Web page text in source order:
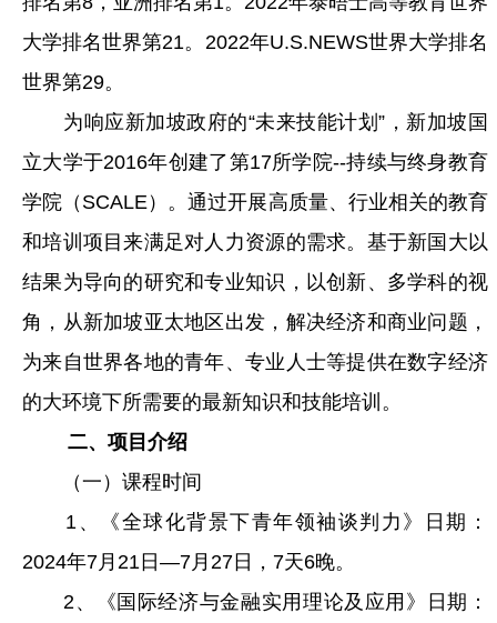
大学排名世界第21。2022年U.S.NEWS世界大学排名
世界第29。
为响应新加坡政府的“未来技能计划”，新加坡国
立大学于2016年创建了第17所学院--持续与终身教育
学院（SCALE）。通过开展高质量、行业相关的教育
和培训项目来满足对人力资源的需求。基于新国大以
结果为导向的研究和专业知识，以创新、多学科的视
角，从新加坡亚太地区出发，解决经济和商业问题，
为来自世界各地的青年、专业人士等提供在数字经济
的大环境下所需要的最新知识和技能培训。
二、项目介绍
（一）课程时间
1、《全球化背景下青年领袖谈判力》日期：
2024年7月21日—7月27日，7天6晚。
2、《国际经济与金融实用理论及应用》日期：